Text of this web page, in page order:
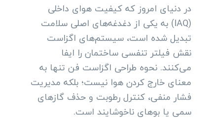
در دنیای امروز که کیفیت هوای داخلی
(IAQ) به یکی از دغدغه‌های اصلی سلامت
تبدیل شده است، سیستم‌های اگزاست
نقش فیلتر تنفسی ساختمان را ایفا
می‌کنند. نحوه طراحی اگزاست فن تنها به
معنای خارج کردن هوا نیست؛ بلکه مدیریت
فشار منفی، کنترل رطوبت و حذف گازهای
سمی یا بوهای ناخوشایند است.